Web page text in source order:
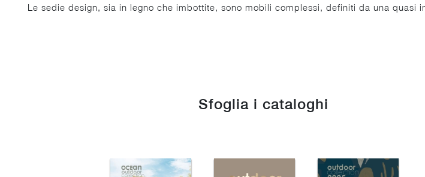
Le sedie design, sia in legno che imbottite, sono mobili complessi, definiti da una quasi
Sfoglia i cataloghi